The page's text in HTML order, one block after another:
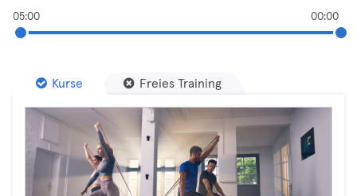
05:00 00:00
Kurse Freies Training